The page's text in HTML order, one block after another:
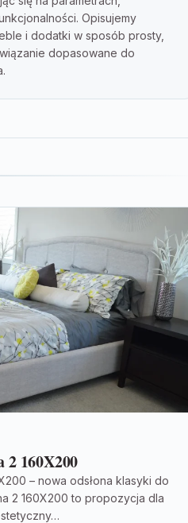
Opisujemy
i dodatki w sposób prosty,
dopasowane do
160X200
– nowa odsłona klasyki do
2 160X200 to propozycja dla